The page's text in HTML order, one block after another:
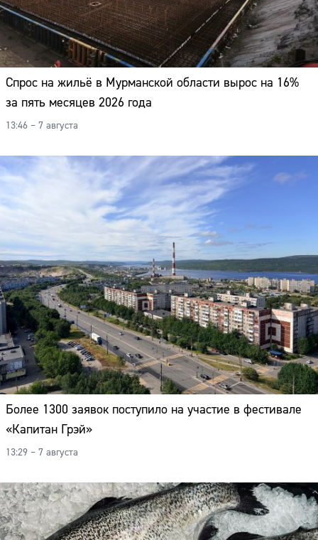
Спрос на жильё в Мурманской области вырос на 16%
за пять месяцев 2026 года
13:46 – 7 августа
Более 1300 заявок поступило на участие в фестивале
«Капитан Грэй»
13:29 – 7 августа